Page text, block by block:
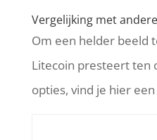
Vergelijking met
Om een helder beeld
Litecoin presteert ten
opties, vind je hier